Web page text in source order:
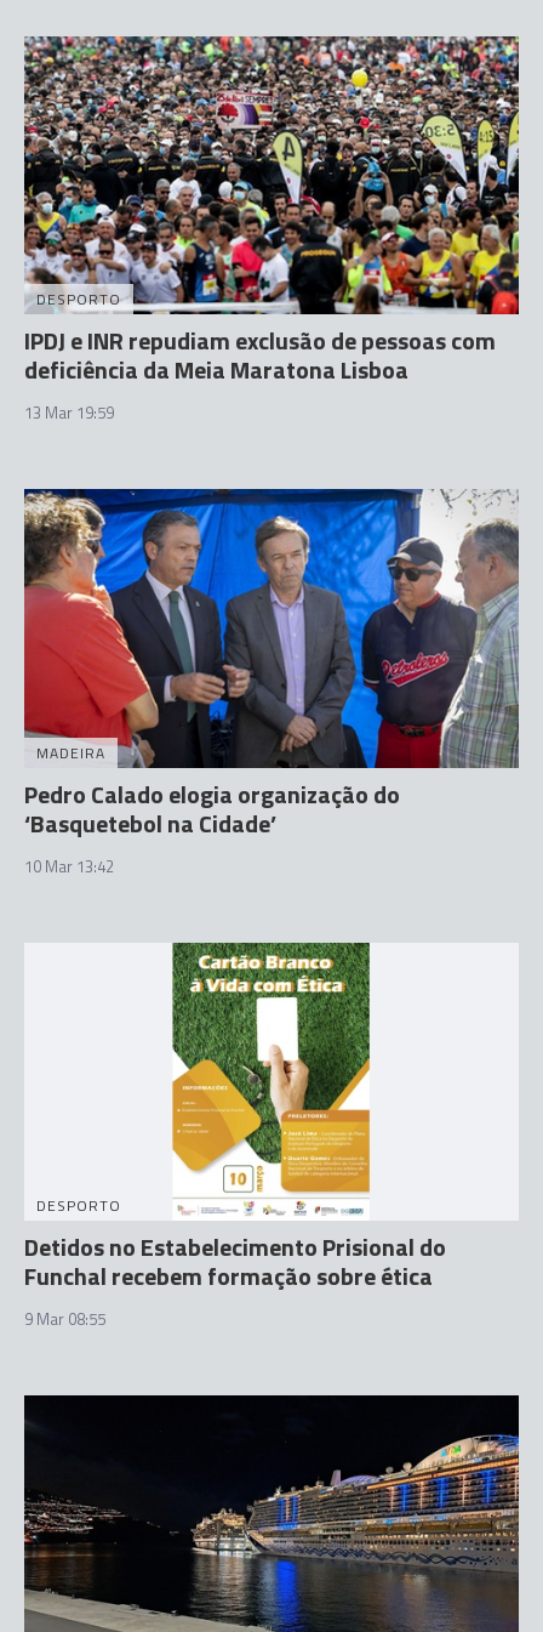
DESPORTO
IPDJ e INR repudiam exclusão de pessoas com
deficiência da Meia Maratona Lisboa
13 Mar 19:59
MADEIRA
Pedro Calado elogia organização do
‘Basquetebol na Cidade’
10 Mar 13:42
DESPORTO
Detidos no Estabelecimento Prisional do
Funchal recebem formação sobre ética
9 Mar 08:55